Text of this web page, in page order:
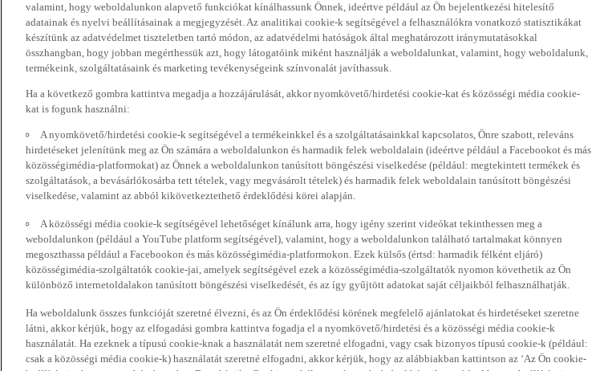
valamint, hogy weboldalunkon alapvető funkciókat kínálhassunk Önnek, ideértve például az Ön bejelentkezési hitelesítő
adatainak és nyelvi beállításainak a megjegyzését. Az analitikai cookie-k segítségével a felhasználókra vonatkozó statisztikákat
készítünk az adatvédelmet tiszteletben tartó módon, az adatvédelmi hatóságok által meghatározott iránymutatásokkal
összhangban, hogy jobban megérthessük azt, hogy látogatóink miként használják a weboldalunkat, valamint, hogy weboldalunk,
termékeink, szolgáltatásaink és marketing tevékenységeink színvonalát javíthassuk.
Ha a következő gombra kattintva megadja a hozzájárulását, akkor nyomkövető/hirdetési cookie-kat és közösségi média cookie-
kat is fogunk használni:
A nyomkövető/hirdetési cookie-k segítségével a termékeinkkel és a szolgáltatásainkkal kapcsolatos, Önre szabott, releváns
hirdetéseket jelenítünk meg az Ön számára a weboldalunkon és harmadik felek weboldalain (ideértve például a Facebookot és más
közösségimédia-platformokat) az Önnek a weboldalunkon tanúsított böngészési viselkedése (például: megtekintett termékek és
szolgáltatások, a bevásárlókosárba tett tételek, vagy megvásárolt tételek) és harmadik felek weboldalain tanúsított böngészési
viselkedése, valamint az abból kikövetkeztethető érdeklődési körei alapján.
A közösségi média cookie-k segítségével lehetőséget kínálunk arra, hogy igény szerint videókat tekinthessen meg a
weboldalunkon (például a YouTube platform segítségével), valamint, hogy a weboldalunkon található tartalmakat könnyen
megoszthassa például a Facebookon és más közösségimédia-platformokon. Ezek külsős (értsd: harmadik félként eljáró)
közösségimédia-szolgáltatók cookie-jai, amelyek segítségével ezek a közösségimédia-szolgáltatók nyomon követhetik az Ön
különböző internetoldalakon tanúsított böngészési viselkedését, és az így gyűjtött adatokat saját céljaikból felhasználhatják.
Ha weboldalunk összes funkcióját szeretné élvezni, és az Ön érdeklődési körének megfelelő ajánlatokat és hirdetéseket szeretne
látni, akkor kérjük, hogy az elfogadási gombra kattintva fogadja el a nyomkövető/hirdetési és a közösségi média cookie-k
használatát. Ha ezeknek a típusú cookie-knak a használatát nem szeretné elfogadni, vagy csak bizonyos típusú cookie-k (például:
csak a közösségi média cookie-k) használatát szeretné elfogadni, akkor kérjük, hogy az alábbiakban kattintson az ‘Az Ön cookie-